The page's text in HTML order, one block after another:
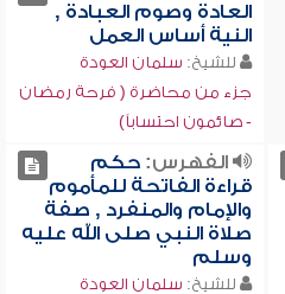
العادة وصوم العبادة ,
النية أساس العمل
للشيخ: سلمان العودة
جزء من محاضرة ( فرحة رمضان
- صائمون احتساباً)
الفهرس:حكم
قراءة الفاتحة للمأموم
والإمام والمنفرد , صفة
صلاة النبي صلى الله عليه
وسلم
للشيخ: سلمان العودة